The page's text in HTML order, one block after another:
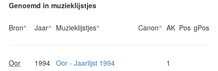
Genoemd in muzieklijstjes
Bron^ Jaar^ Muzieklijstjes^ Canon^ AK Pos gPos
Oor 1994 Oor - Jaarlijst 1994 1